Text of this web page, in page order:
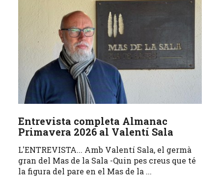
Entrevista completa Almanac
Primavera 2026 al Valentí Sala
L'ENTREVISTA... Amb Valentí Sala, el germà
gran del Mas de la Sala -Quin pes creus que té
la figura del pare en el Mas de la ...